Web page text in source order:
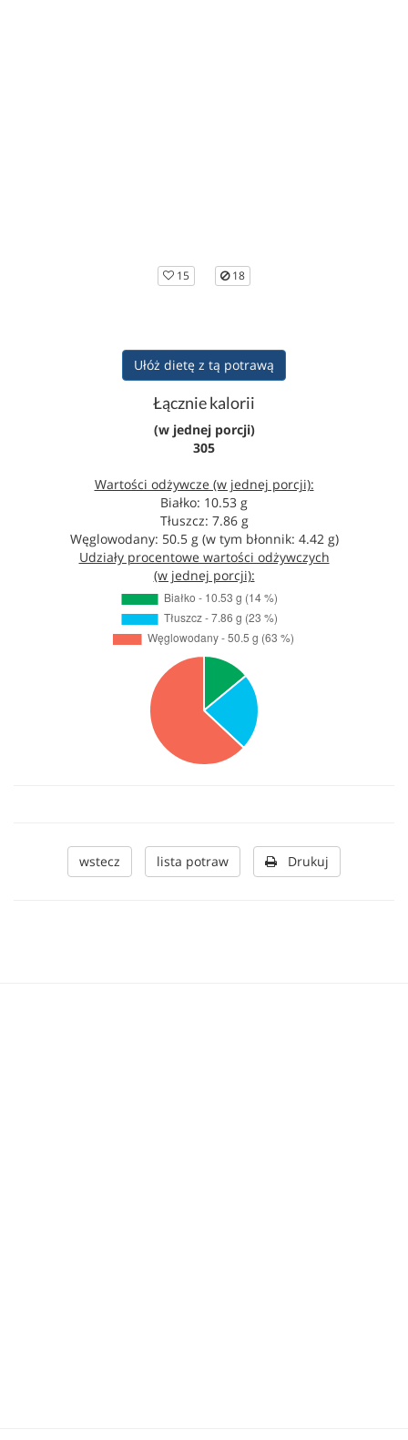
15 18
Ułóż dietę z tą potrawą
Łącznie kalorii
(w jednej porcji)
305
Wartości odżywcze (w jednej porcji):
Białko: 10.53 g
Tłuszcz: 7.86 g
Węglowodany: 50.5 g (w tym błonnik: 4.42 g)
Udziały procentowe wartości odżywczych
(w jednej porcji):
wstecz lista potraw Drukuj